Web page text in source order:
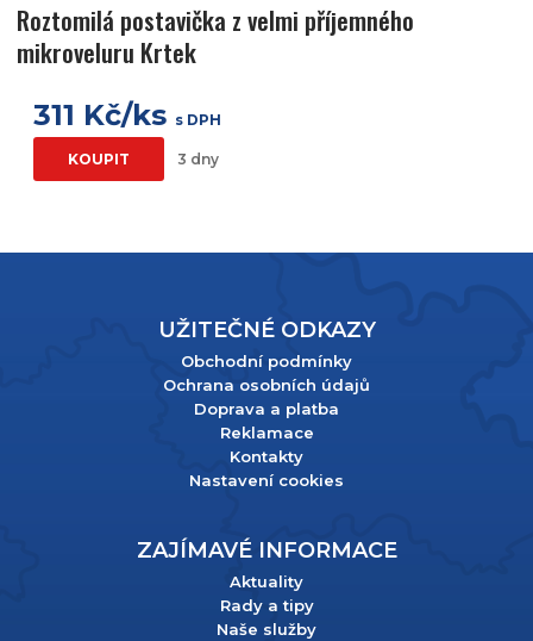
Roztomilá postavička z velmi příjemného
mikroveluru Krtek
311 Kč/ks s DPH
KOUPIT 3 dny
UŽITEČNÉ ODKAZY
Obchodní podmínky
Ochrana osobních údajů
Doprava a platba
Reklamace
Kontakty
Nastavení cookies
ZAJÍMAVÉ INFORMACE
Aktuality
Rady a tipy
Naše služby